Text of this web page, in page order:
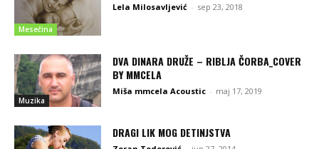
Mesečina
Lela Milosavljević - sep 23, 2018
Muzika
DVA DINARA DRUŽE – RIBLJA ČORBA_COVER
BY MMCELA
Miša mmcela Acoustic - maj 17, 2019
DRAGI LIK MOG DETINJSTVA